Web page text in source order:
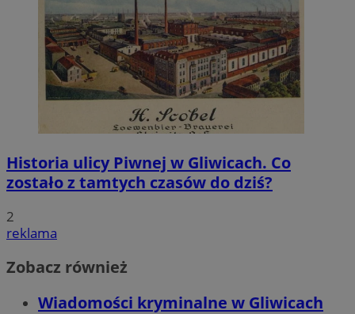
Historia ulicy Piwnej w Gliwicach. Co
zostało z tamtych czasów do dziś?
2
reklama
Zobacz również
Wiadomości kryminalne w Gliwicach